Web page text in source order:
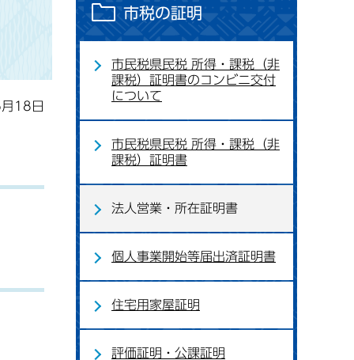
18日
市税の証明
市民税県民税 所得・課税（非
課税）証明書のコンビニ交付
について
市民税県民税 所得・課税（非
課税）証明書
法人営業・所在証明書
個人事業開始等届出済証明書
住宅用家屋証明
評価証明・公課証明